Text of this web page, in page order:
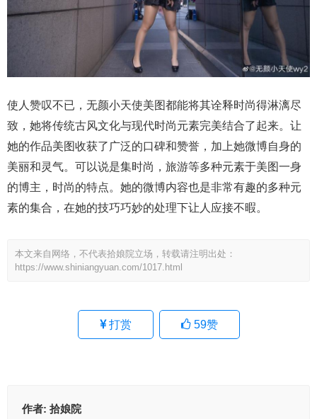
使人赞叹不已，无颜小天使美图都能将其诠释时尚得淋漓尽
致，她将传统古风文化与现代时尚元素完美结合了起来。让
她的作品美图收获了广泛的口碑和赞誉，加上她微博自身的
美丽和灵气。可以说是集时尚，旅游等多种元素于美图一身
的博主，时尚的特点。她的微博内容也是非常有趣的多种元
素的集合，在她的技巧巧妙的处理下让人应接不暇。
本文来自网络，不代表拾娘院立场，转载请注明出处：
https://www.shiniangyuan.com/1017.html
打赏 59赞
作者: 拾娘院